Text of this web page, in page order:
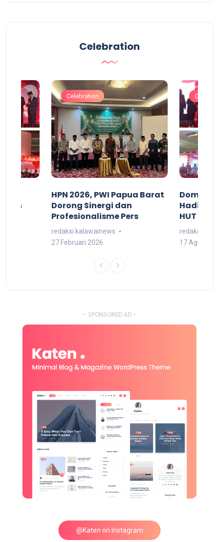
Celebration
Celebration
HPN 2026, PWI Papua Barat
Dorong Sinergi dan
Profesionalisme Pers
redaksi kalawainews
27 Februari 2026
Hadiri
HUT RI
redaksi
17 Agustus
- SPONSORED AD -
@Katen on Instagram